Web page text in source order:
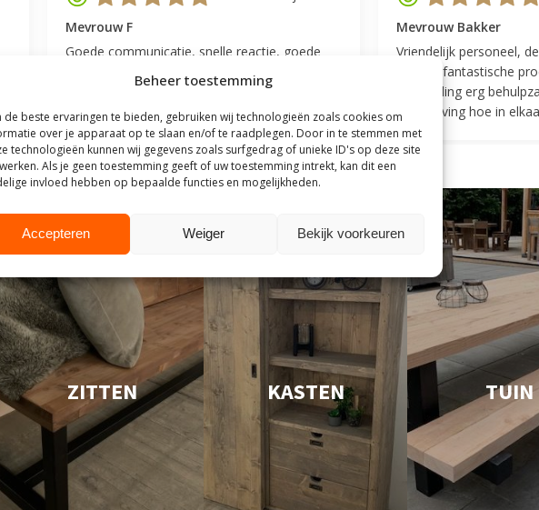
Beheer toestemming
de beste ervaringen te bieden, gebruiken wij technologieën zoals cookies om
over je apparaat op te slaan en/of te raadplegen. Door in te stemmen met
technologieën kunnen wij gegevens zoals surfgedrag of unieke ID's op deze site
Als je geen toestemming geeft of uw toestemming intrekt, kan dit een
invloed hebben op bepaalde functies en mogelijkheden.
Accepteren Weiger Bekijk voorkeuren
Mevrouw F
Goede communicatie, snelle reactie, goede
Mevrouw Bakker
Vriendelijk personeel,
leveren fantastische
vergoeding erg
beschrijving hoe in
ZITTEN KASTEN TUIN